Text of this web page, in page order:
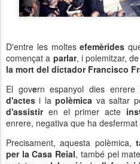
D'entre les moltesefemèrides
començat a parlar, i polemitzar,
la mort del dictador Francisco
El govern espanyol dies
d'actesi lapolèmica va saltar
d'assistiren el primer acte
enrere, negativa que ha
Precisament, aquesta polèmica,
per la Casa Reial, també pel